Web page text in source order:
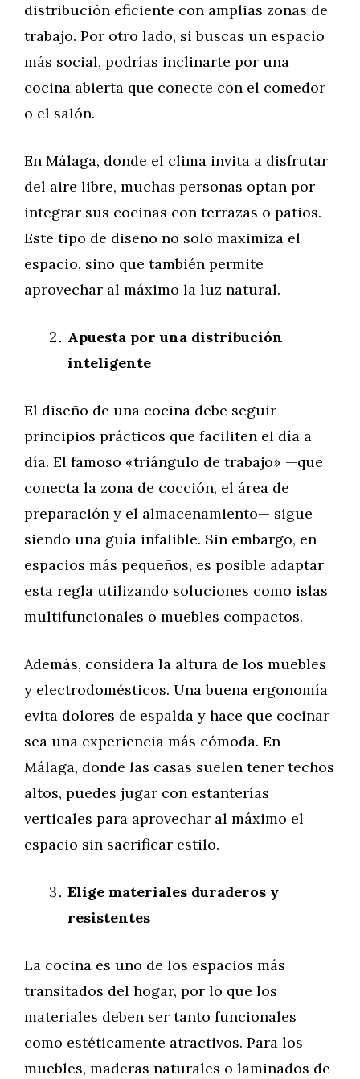
distribución eficiente con amplias zonas de
trabajo. Por otro lado, si buscas un espacio
más social, podrías inclinarte por una
cocina abierta que conecte con el comedor
o el salón.
En Málaga, donde el clima invita a disfrutar
del aire libre, muchas personas optan por
integrar sus cocinas con terrazas o patios.
Este tipo de diseño no solo maximiza el
espacio, sino que también permite
aprovechar al máximo la luz natural.
Apuesta por una distribución
inteligente
El diseño de una cocina debe seguir
principios prácticos que faciliten el día a
día. El famoso «triángulo de trabajo» —que
conecta la zona de cocción, el área de
preparación y el almacenamiento— sigue
siendo una guía infalible. Sin embargo, en
espacios más pequeños, es posible adaptar
esta regla utilizando soluciones como islas
multifuncionales o muebles compactos.
Además, considera la altura de los muebles
y electrodomésticos. Una buena ergonomía
evita dolores de espalda y hace que cocinar
sea una experiencia más cómoda. En
Málaga, donde las casas suelen tener techos
altos, puedes jugar con estanterías
verticales para aprovechar al máximo el
espacio sin sacrificar estilo.
Elige materiales duraderos y
resistentes
La cocina es uno de los espacios más
transitados del hogar, por lo que los
materiales deben ser tanto funcionales
como estéticamente atractivos. Para los
muebles, maderas naturales o laminados de